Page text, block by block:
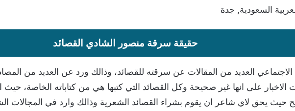
السعودية, جدة
حقيقة سرقة منصور الشادي القصائد
العديد من المقالات عن سرقته للقصائد، وذالك ورد عن العديد من
الاخبار على انها غير صحيحة وكل القصائد التي كتبها هي من كتاباته الخاصة، حيث
حيث يحق لاي شاعر ان يقوم بشراء القصائد الشعرية وذالك وارد في المجالات